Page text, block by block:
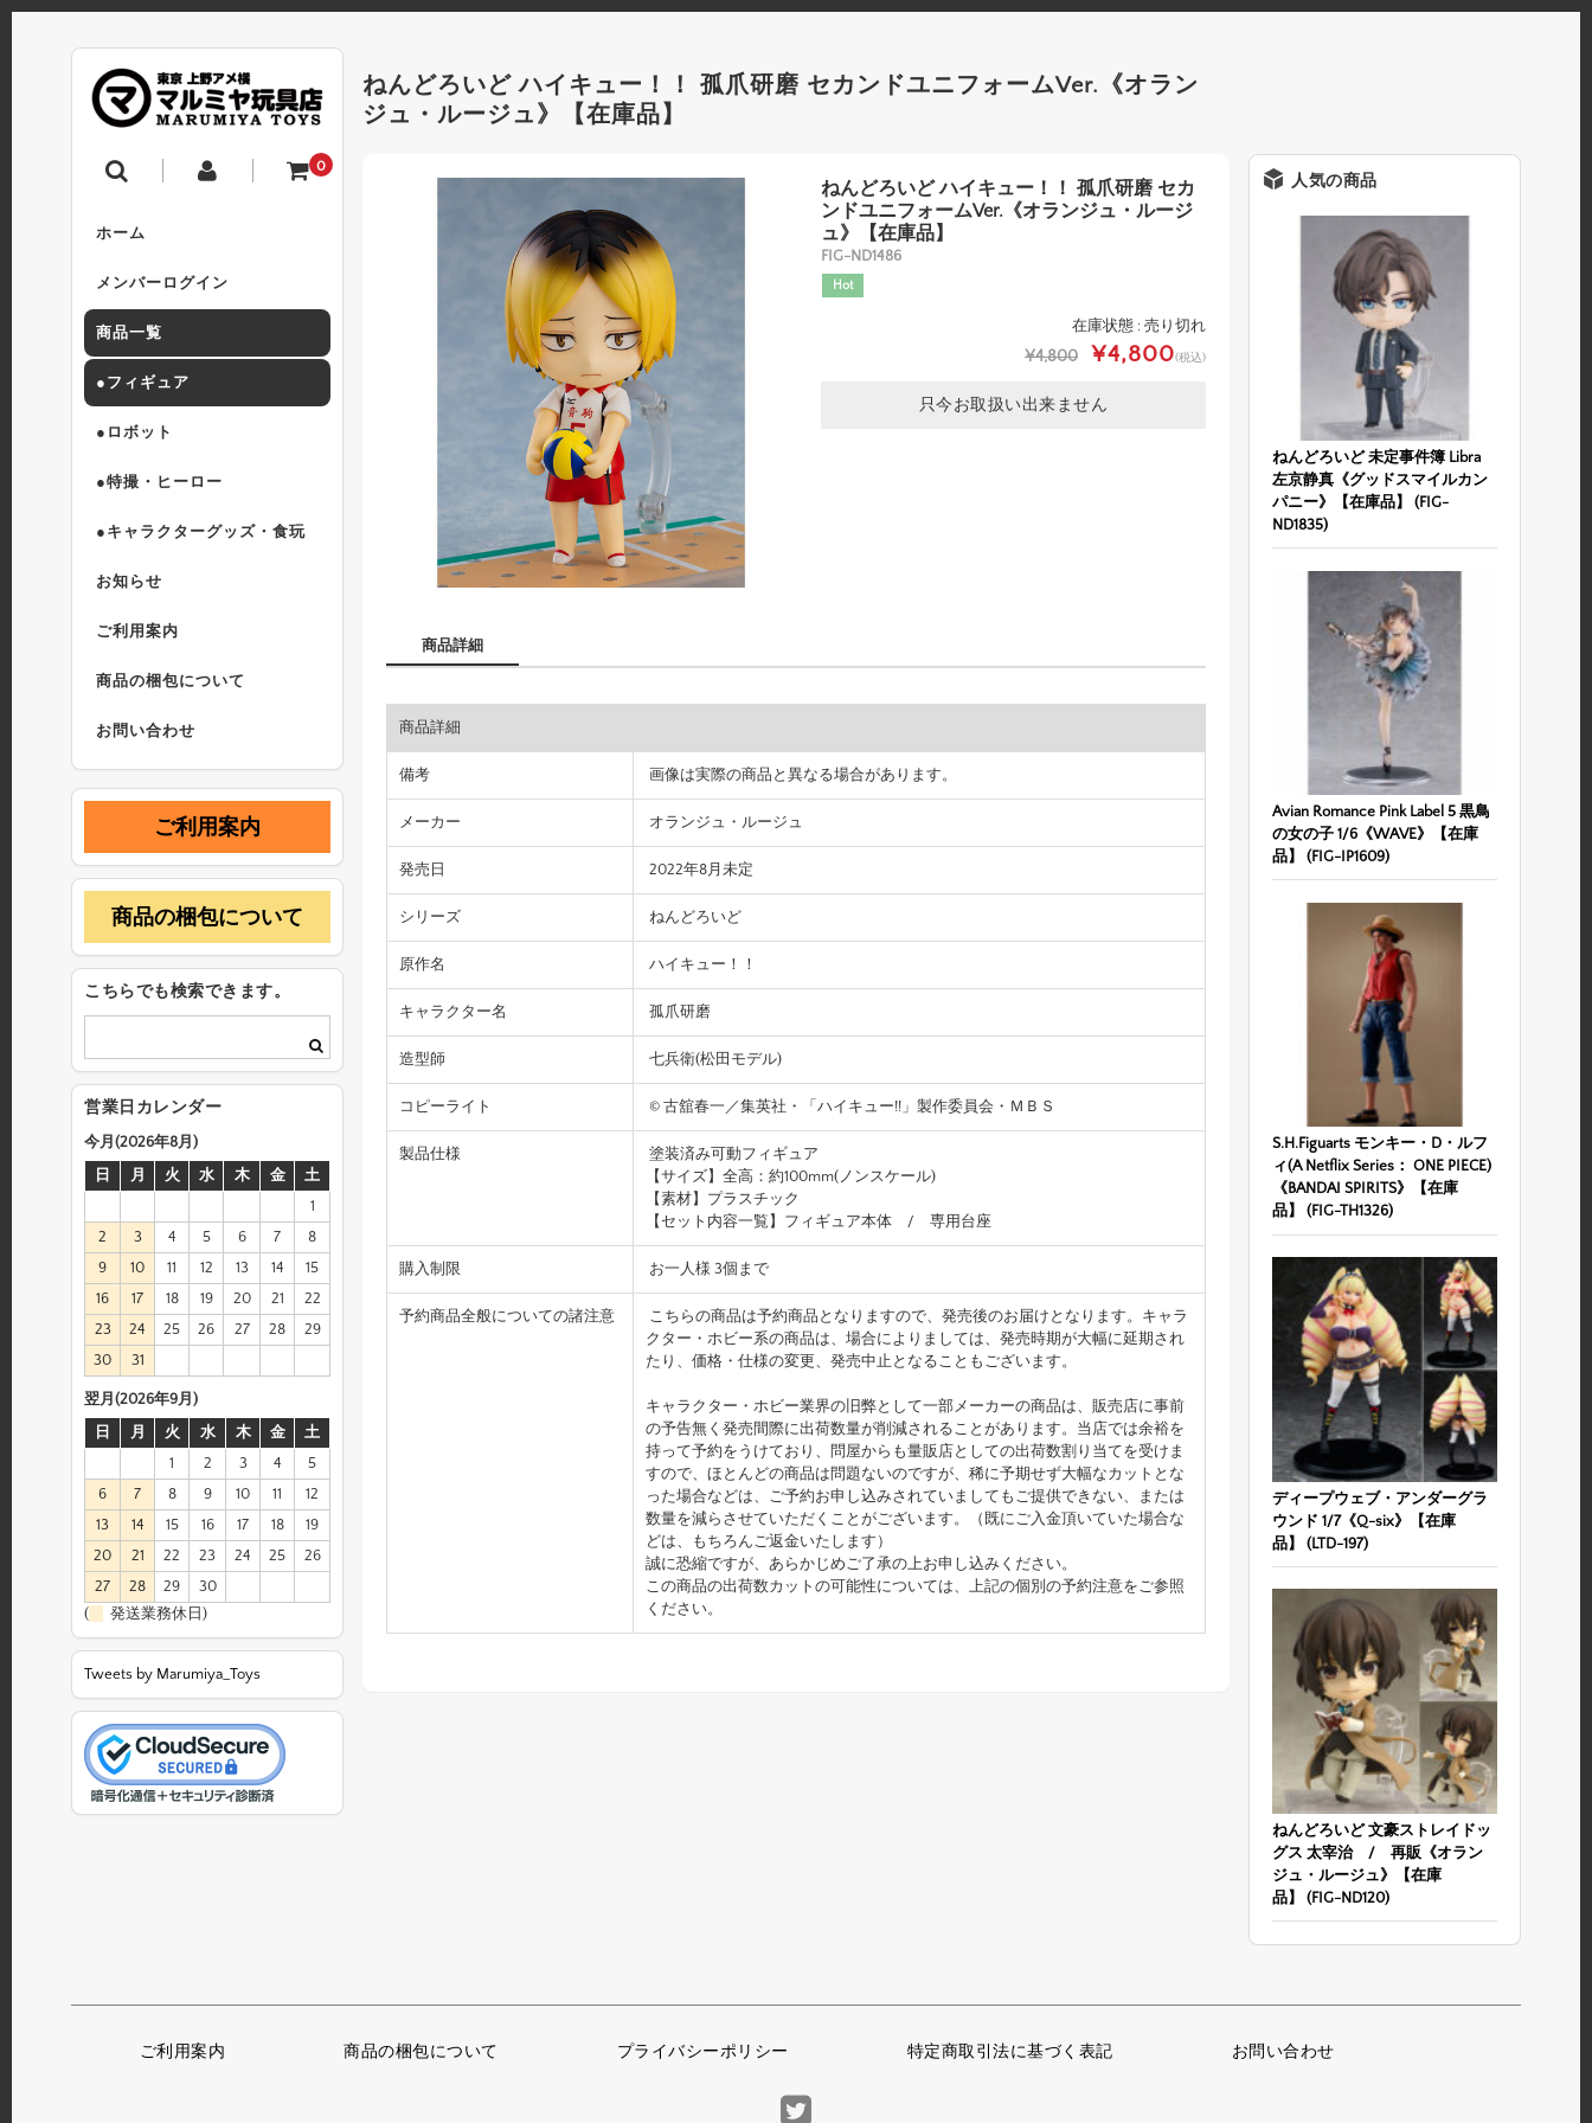
0
ホーム
メンバーログイン
商品一覧
●フィギュア
●ロボット
●特撮・ヒーロー
●キャラクターグッズ・食玩
お知らせ
ご利用案内
商品の梱包について
お問い合わせ
ねんどろいど ハイキュー！！ 孤爪研磨 セカンドユニフォームVer.《オラン
ジュ・ルージュ》【在庫品】
ねんどろいど ハイキュー！！ 孤爪研磨 セカ
ンドユニフォームVer.《オランジュ・ルージ
ュ》【在庫品】
FIG-ND1486
Hot
在庫状態 : 売り切れ
¥4,800 ¥4,800(税込)
只今お取扱い出来ません
商品詳細
商品詳細
備考 画像は実際の商品と異なる場合があります。
メーカー オランジュ・ルージュ
発売日 2022年8月未定
シリーズ ねんどろいど
原作名 ハイキュー！！
キャラクター名 孤爪研磨
造型師 七兵衛(松田モデル)
コピーライト © 古舘春一／集英社・「ハイキュー!!」製作委員会・ＭＢＳ
製品仕様
塗装済み可動フィギュア
【サイズ】全高：約100mm(ノンスケール)
【素材】プラスチック
【セット内容一覧】フィギュア本体 / 専用台座
購入制限 お一人様 3個まで
予約商品全般についての諸注意
こちらの商品は予約商品となりますので、発売後のお届けとなります。キャラ
クター・ホビー系の商品は、場合によりましては、発売時期が大幅に延期され
たり、価格・仕様の変更、発売中止となることもございます。
キャラクター・ホビー業界の旧弊として一部メーカーの商品は、販売店に事前
の予告無く発売間際に出荷数量が削減されることがあります。当店では余裕を
持って予約をうけており、問屋からも量販店としての出荷数割り当てを受けま
すので、ほとんどの商品は問題ないのですが、稀に予期せず大幅なカットとな
った場合などは、ご予約お申し込みされていましてもご提供できない、または
数量を減らさせていただくことがございます。（既にご入金頂いていた場合な
どは、もちろんご返金いたします）
誠に恐縮ですが、あらかじめご了承の上お申し込みください。
この商品の出荷数カットの可能性については、上記の個別の予約注意をご参照
ください。
人気の商品
ねんどろいど 未定事件簿 Libra
左京静真《グッドスマイルカン
パニー》【在庫品】 (FIG-
ND1835)
Avian Romance Pink Label 5 黒鳥
の女の子 1/6《WAVE》【在庫
品】 (FIG-IP1609)
S.H.Figuarts モンキー・D・ルフ
ィ(A Netflix Series： ONE PIECE)
《BANDAI SPIRITS》【在庫
品】 (FIG-TH1326)
ディープウェブ・アンダーグラ
ウンド 1/7《Q-six》【在庫
品】 (LTD-197)
ねんどろいど 文豪ストレイドッ
グス 太宰治 / 再販《オラン
ジュ・ルージュ》【在庫
品】 (FIG-ND120)
ご利用案内
商品の梱包について
こちらでも検索できます。
営業日カレンダー
今月(2026年8月)
日
月 火 水 木 金
土
1
2
3 4 5 6 7
8
9
10 11 12 13 14
15
16
17 18 19 20 21
22
23
24 25 26 27 28
29
30
31
翌月(2026年9月)
日
月 火 水 木 金
土
1
2 3 4
5
6
7 8 9 10 11
12
13
14 15 16 17 18
19
20
21 22 23 24 25
26
27
28 29
30
(
発送業務休日)
Tweets by Marumiya_Toys
ご利用案内 商品の梱包について プライバシーポリシー 特定商取引法に基づく表記 お問い合わせ